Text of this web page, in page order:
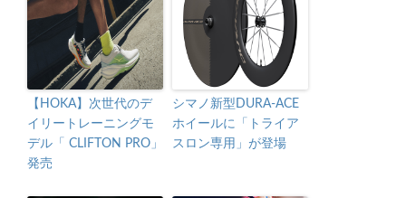
【HOKA】次世代のデ
イリートレーニングモ
デル「 CLIFTON PRO」
発売
シマノ新型DURA-ACE
ホイールに「トライア
スロン専用」が登場